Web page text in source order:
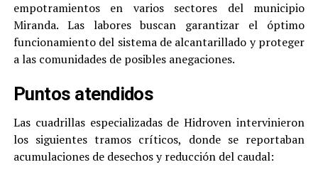
empotramientos en varios sectores del municipio
Miranda. Las labores buscan garantizar el óptimo
funcionamiento del sistema de alcantarillado y proteger
a las comunidades de posibles anegaciones.
Puntos atendidos
Las cuadrillas especializadas de Hidroven intervinieron
los siguientes tramos críticos, donde se reportaban
acumulaciones de desechos y reducción del caudal: